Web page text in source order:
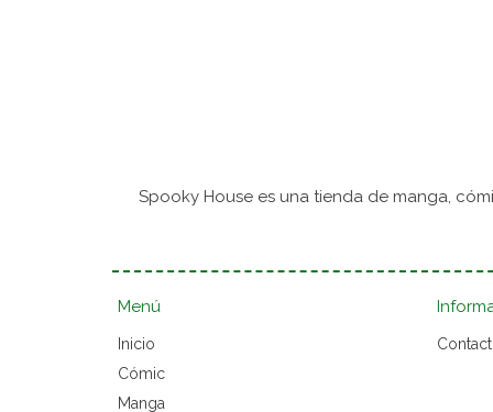
Spooky House es una tienda de manga,
Menú
Inicio
Cómic
Manga